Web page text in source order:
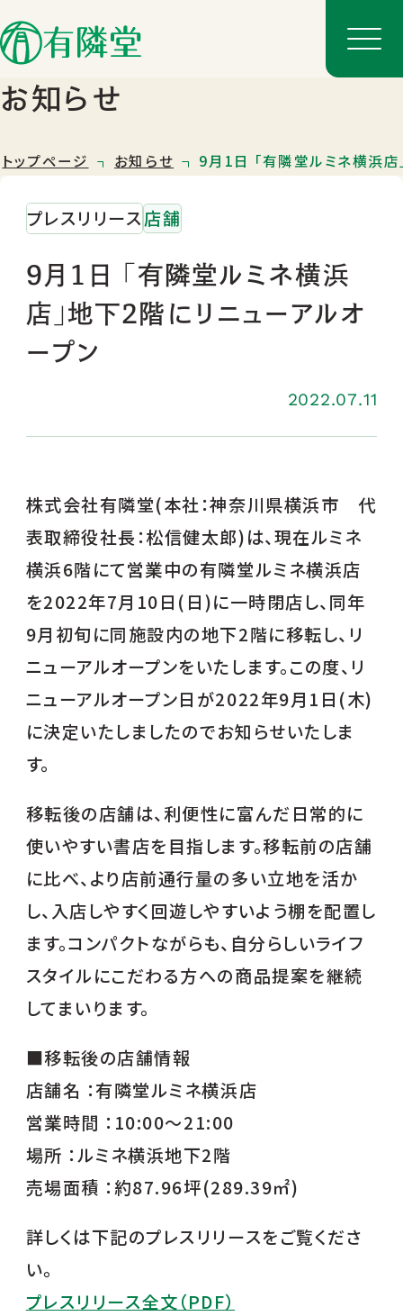
店舗一覧
店舗のご案内
お知らせ
トップページ お知らせ 9月1日 「有隣堂ルミネ横浜
プレスリリース店舗
9月1日 「有隣堂ルミネ横浜
店」地下2階にリニューアルオ
ープン
2022.07.11
株式会社有隣堂(本社：神奈川県横浜市 代
表取締役社長：松信健太郎)は、現在ルミネ
横浜6階にて営業中の有隣堂ルミネ横浜店
を2022年7月10日(日)に一時閉店し、同年
9月初旬に同施設内の地下2階に移転し、リ
ニューアルオープンをいたします。この度、リ
ニューアルオープン日が2022年9月1日(木)
に決定いたしましたのでお知らせいたしま
す。
移転後の店舗は、利便性に富んだ日常的に
使いやすい書店を目指します。移転前の店舗
に比べ、より店前通行量の多い立地を活か
し、入店しやすく回遊しやすいよう棚を配置し
ます。コンパクトながらも、自分らしいライフ
スタイルにこだわる方への商品提案を継続
してまいります。
■移転後の店舗情報
店舗名 ：有隣堂ルミネ横浜店
営業時間 ：10:00～21:00
場所 ：ルミネ横浜地下2階
売場面積 ：約87.96坪(289.39㎡)
詳しくは下記のプレスリリースをご覧くださ
い。
プレスリリース全文（PDF）